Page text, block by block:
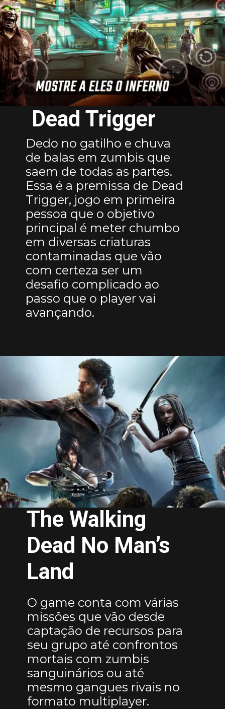
Dedo no gatilho e chuva
de balas em zumbis que
saem de todas as partes.
Essa é a premissa de Dead
Trigger, jogo em primeira
pessoa que o objetivo
principal é meter chumbo
em diversas criaturas
contaminadas que vão
com certeza ser um
desafio complicado ao
passo que o player vai
avançando.
Dead Trigger
O game conta com várias
missões que vão desde
captação de recursos para
seu grupo até confrontos
mortais com zumbis
sanguinários ou até
mesmo gangues rivais no
formato multiplayer.
The Walking
Dead No Man’s
Land